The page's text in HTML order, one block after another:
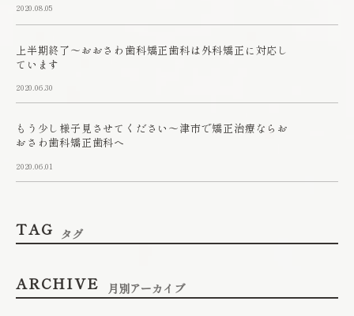
2020.08.05
上半期終了～おおさわ歯科矯正歯科は外科矯正に対応し
ています
2020.06.30
もう少し様子見させてください～津市で矯正治療ならお
おさわ歯科矯正歯科へ
2020.06.01
TAG タグ
ARCHIVE 月別アーカイブ